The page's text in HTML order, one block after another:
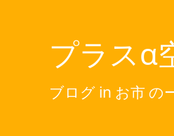
プラスα
ブログ in お市 の